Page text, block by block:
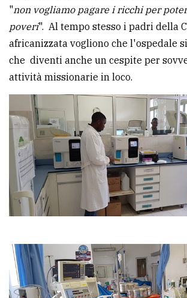
"non vogliamo pagare i ricchi per
poveri". Al tempo stesso i padri della
africanizzata vogliono che l'ospedale
che diventi anche un cespite per
attività missionarie in loco.